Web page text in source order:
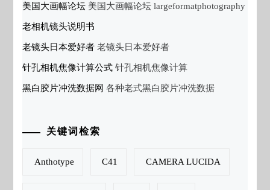
美国大画幅论坛 美国大画幅论坛 largeformatphotography
老相机镜头说明书
老镜头日本爱好者 老镜头日本爱好者
针孔相机焦像计算公式 针孔相机焦像计算
黑白胶片冲洗数据网 各种老式黑白胶片冲洗数据
关键词检索
Anthotype C41 CAMERA LUCIDA